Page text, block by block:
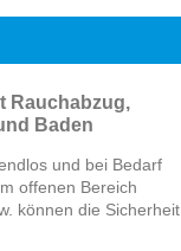
Rauchabzug,
Baden
und bei Bedarf
offenen Bereich
können die Sicherheit